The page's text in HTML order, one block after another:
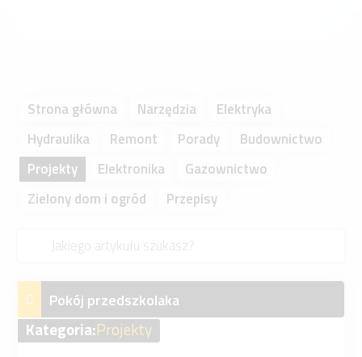
Strona główna Narzędzia
Elektryka
Hydraulika
Remont Porady
Budownictwo
Projekty
Elektronika
Gazownictwo
Zielony dom i ogród
Przepisy
Pokój przedszkolaka
Kategoria:Projekty